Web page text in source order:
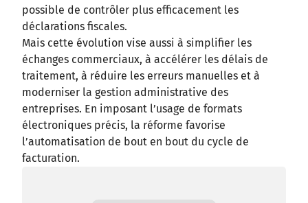
possible de contrôler plus efficacement les
déclarations fiscales.
Mais cette évolution vise aussi à simplifier les
échanges commerciaux, à accélérer les délais de
traitement, à réduire les erreurs manuelles et à
moderniser la gestion administrative des
entreprises. En imposant l’usage de formats
électroniques précis, la réforme favorise
l’automatisation de bout en bout du cycle de
facturation.